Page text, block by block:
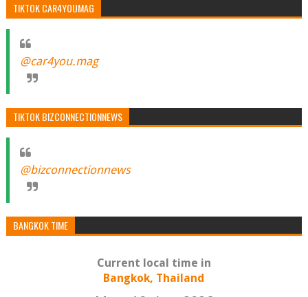
TIKTOK CAR4YOUMAG
@car4you.mag
TIKTOK BIZCONNECTIONNEWS
@bizconnectionnews
BANGKOK TIME
Current local time in
Bangkok, Thailand